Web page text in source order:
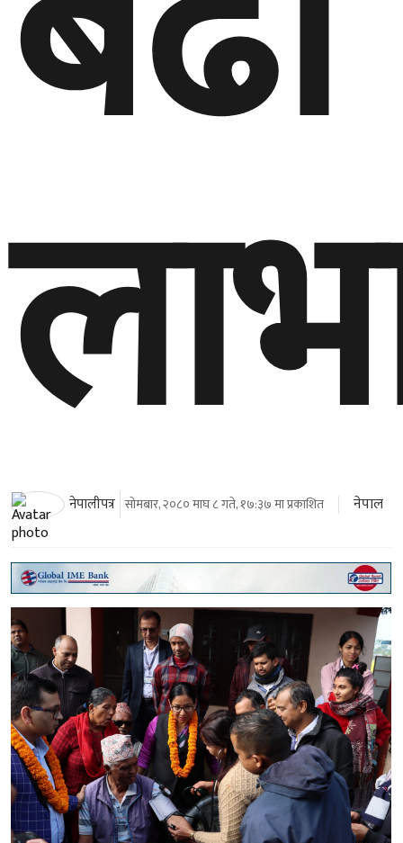
नेपालीपत्र सोमबार, २०८० माघ ८ गते, १७:३७ मा प्रकाशित नेपाल